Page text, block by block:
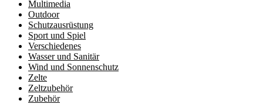
Multimedia
Outdoor
Schutzausrüstung
Sport und Spiel
Verschiedenes
Wasser und Sanitär
Wind und Sonnenschutz
Zelte
Zeltzubehör
Zubehör